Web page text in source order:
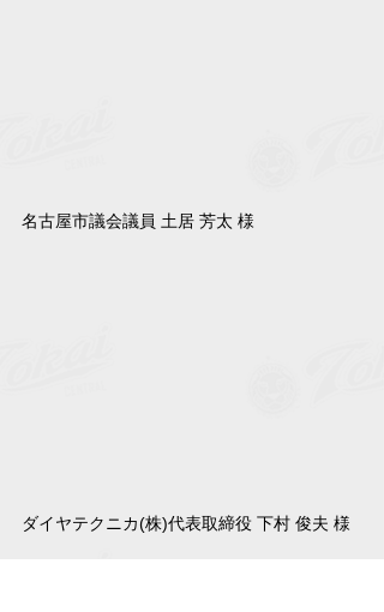
名古屋市議会議員 土居 芳太 様
ダイヤテクニカ(株)代表取締役 下村 俊夫 様